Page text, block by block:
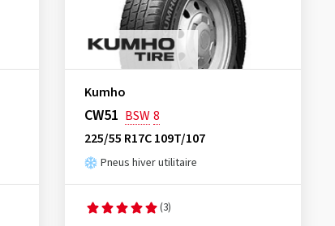
Kumho
CW51 BSW8
225/55 R17C 109T/107
Pneus hiver utilitaire
(3)